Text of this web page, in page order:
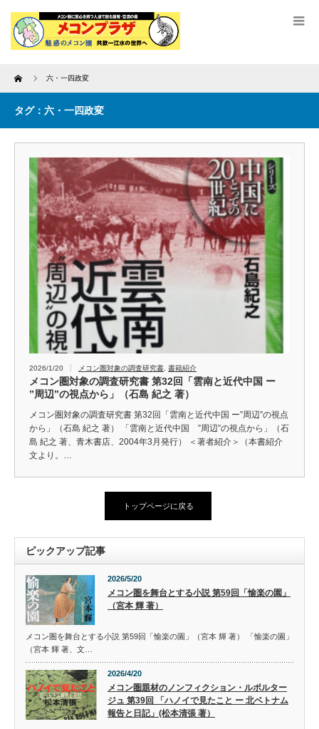
Home 六・一四政変
タグ：六・一四政変
2026/1/20 メコン圏対象の調査研究書 書籍紹介
メコン圏対象の調査研究書 第32回「雲南と近代中国 ー
”周辺”の視点から」（石島 紀之 著）
メコン圏対象の調査研究書 第32回「雲南と近代中国 ー”周辺”の視点
から」（石島 紀之 著） 「雲南と近代中国 ”周辺”の視点から」（石
島 紀之 著、青木書店、2004年3月発行） ＜著者紹介＞（本書紹介
文より。…
トップページに戻る
ピックアップ記事
2026/5/20
メコン圏を舞台とする小説 第59回「愉楽の園」
（宮本 輝 著）
メコン圏を舞台とする小説 第59回「愉楽の園」（宮本 輝 著） 「愉楽の園」
（宮本 輝 著、文…
2026/4/20
メコン圏題材のノンフィクション・ルポルター
ジュ 第39回 「ハノイで見たこと ー 北ベトナム
報告と日記」(松本清張 著）